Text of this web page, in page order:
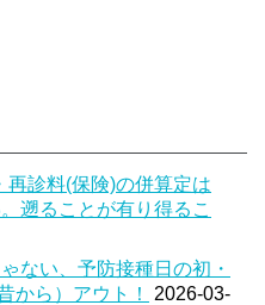
診料(保険)の併算定は
遡ることが有り得るこ
ない、予防接種日の初・
から）アウト！
2026-03-